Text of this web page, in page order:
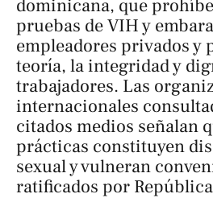
dominicana, que
pruebas de VIH y
empleadores privados y
teoría, la integridad y
trabajadores. Las
internacionales
citados medios señalan
prácticas constituyen
sexual y vulneran
ratificados por